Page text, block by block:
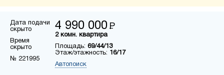
Дата подачи
скрыто
Время
скрыто
№ 221995
4 990 000 Р
2 комн. квартира
Площадь: 69/44/13
Этаж/этажность: 16/17
Автопоиск